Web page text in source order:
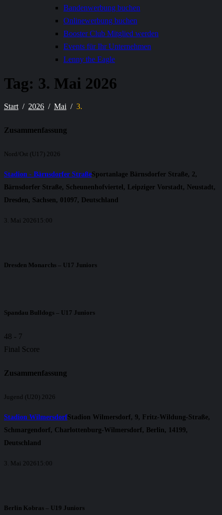
Bandenwerbung buchen
Onlinewerbung buchen
Booster Club Mitglied werden
Events für Ihr Unternehmen
Lenny the Eagle
Tag: 3. Mai 2026
Start 2026 Mai 3.
Zusammenfassung
Nord/Ost (U17) 2026
Stadion - Bärnsdorfer StraßeSportanlage Bärnsdorfer Straße, 2,
Bärnsdorfer Straße, Scheunenhofviertel, Leipziger Vorstadt, Neustadt,
Dresden, Sachsen, 01097, Deutschland
3. Mai 2026 15:00
Dresden Monarchs – U17 Juniors
Spandau Bulldogs – U17 Juniors
48 - 7
Final Score
Zusammenfassung
Jugend (U20) 2026
Stadion WilmersdorfStadion Wilmersdorf, 9, Fritz-Wildung-Straße,
Schmargendorf, Charlottenburg-Wilmersdorf, Berlin, 14199,
Deutschland
3. Mai 2026 15:00
Berlin Kobras – U19 Juniors